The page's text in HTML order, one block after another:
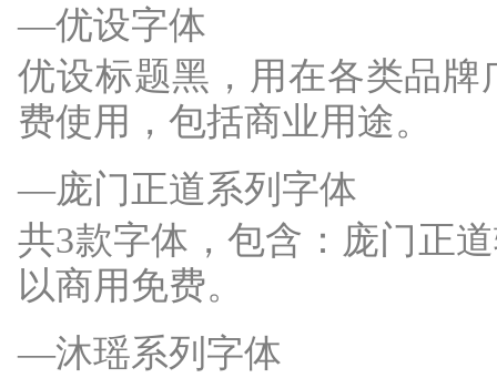
—优设字体
优设标题黑，用在各类品
费使用，包括商业用途。
—庞门正道系列字体
共3款字体，包含：庞门正
以商用免费。
—沐瑶系列字体